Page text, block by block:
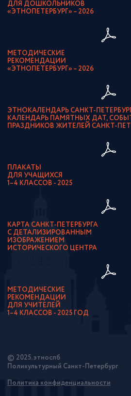
ДЛЯ ДОШКОЛЬНИКОВ
«ЭТНОПЕТЕРБУРГ» – 2026
МЕТОДИЧЕСКИЕ
РЕКОМЕНДАЦИИ
«ЭТНОПЕТЕРБУРГ» – 2026
ЭТНОКАЛЕНДАРЬ САНКТ-
КАЛЕНДАРЬ ПАМЯТНЫХ ДАТ,
ПРАЗДНИКОВ ЖИТЕЛЕЙ САНКТ-
ПЛАКАТЫ
ДЛЯ УЧАЩИХСЯ
1–4 КЛАССОВ - 2025
КАРТА САНКТ-ПЕТЕРБУРГА
С ДЕТАЛИЗИРОВАННЫМ
ИЗОБРАЖЕНИЕМ
ИСТОРИЧЕСКОГО ЦЕНТРА
МЕТОДИЧЕСКИЕ
РЕКОМЕНДАЦИИ
ДЛЯ УЧИТЕЛЕЙ
1–4 КЛАССОВ - 2025 ГОД
© 2025. этноспб
Поликультурный Санкт-Петербург
Политика конфиденциальности